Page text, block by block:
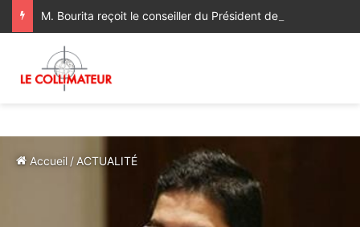
Accueil / ACTUALITÉ